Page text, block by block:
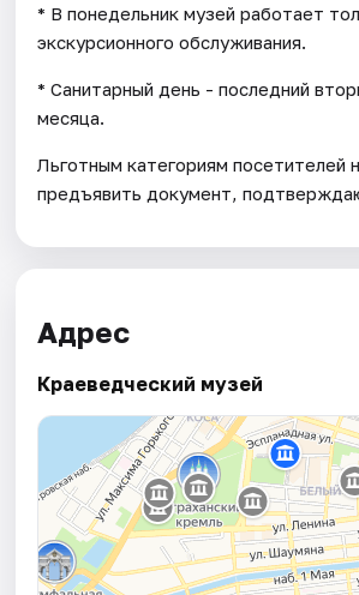
* В понедельник музей работает
экскурсионного обслуживания.
* Санитарный день - последний
месяца.
Льготным категориям посетителей
предъявить документ,
Адрес
Краеведческий музей